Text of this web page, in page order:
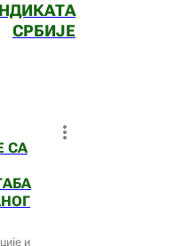
СРБИЈЕ
СА
и